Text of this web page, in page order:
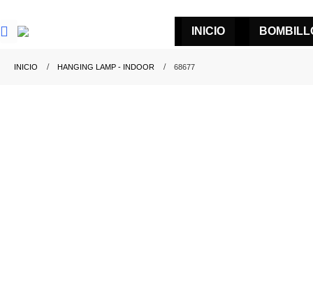
INICIO
INICIO HANGING LAMP - INDOOR 68677